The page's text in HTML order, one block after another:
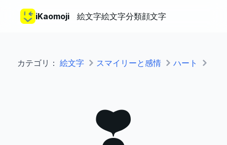
iKaomoji 絵文字絵文字分類顔文字
カテゴリ： 絵文字 スマイリーと感情 ハート